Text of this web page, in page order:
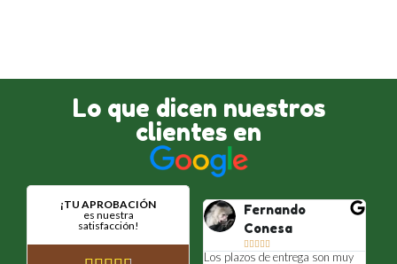
Lo que dicen nuestros
clientes en
¡TU APROBACIÓN
es nuestra
satisfacción!
Vanessa Gomez
Fernando
Conesa
Los plazos de entrega son muy
hacen un